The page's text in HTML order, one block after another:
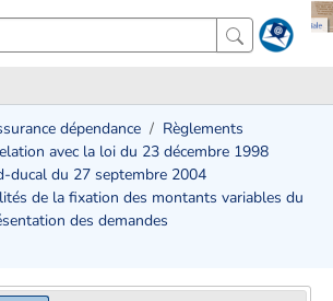
dépendance
Règlements
avec la loi du 23 décembre 1998
ducal du 27 septembre 2004
de la fixation des montants variables du
des demandes